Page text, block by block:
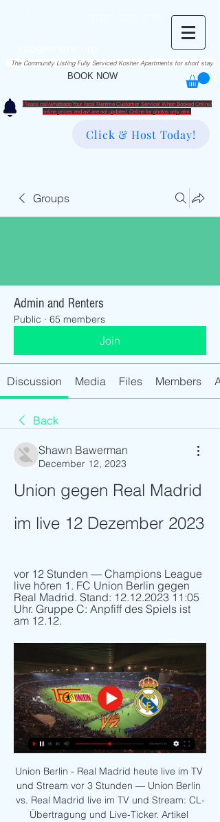
BOOK NOW
The Community Listing Fully Serviced Kosher Apartments for short stay
Please call/whatsapp Your local Rentme Customer Service! When Booked Online!
​online prices and avl are not updated. Online for photos only atm.
Click & Host Today!
Groups
Admin and Renters
Public · 65 members
Join
Discussion Media Files Members
Back
Shawn Bawerman
December 12, 2023
Union gegen Real Madrid
im live 12 Dezember 2023
vor 12 Stunden — Champions League
live hören 1. FC Union Berlin gegen
Real Madrid. Stand: 12.12.2023 11:05
Uhr. Gruppe C: Anpfiff des Spiels ist
am 12.12.
Union Berlin - Real Madrid heute live im TV
und Stream vor 3 Stunden — Union Berlin
vs. Real Madrid live im TV und Stream: CL-
Übertragung und Live-Ticker. Artikel